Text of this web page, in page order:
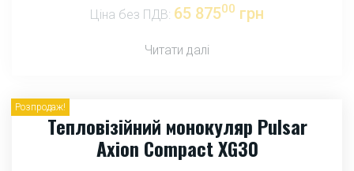
Ціна без ПДВ: 65 87500 грн
Читати далі
Розпродаж!
Тепловізійний монокуляр Pulsar
Axion Compact XG30